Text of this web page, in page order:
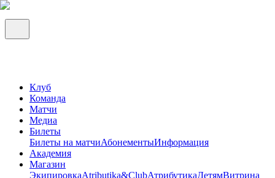
Клуб
Команда
Матчи
Медиа
Билеты
Билеты на матчиАбонементыИнформация
Академия
Магазин
ЭкипировкаAtributika&ClubАтрибутикаДетямВитрина